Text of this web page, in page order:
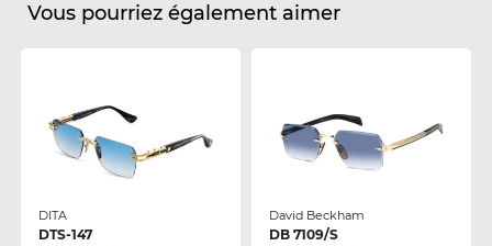
Vous pourriez également aimer
DITA
DTS-147
David Beckham
DB 7109/S